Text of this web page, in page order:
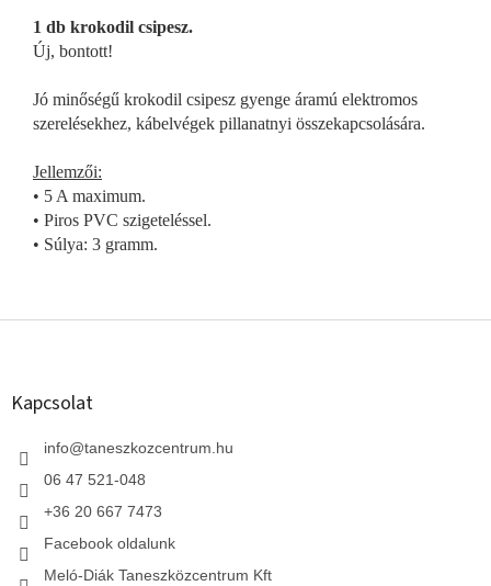
1 db krokodil csipesz.
Új, bontott!
Jó minőségű krokodil csipesz gyenge áramú elektromos
szerelésekhez, kábelvégek pillanatnyi összekapcsolására.
Jellemzői:
• 5 A maximum.
• Piros PVC szigeteléssel.
• Súlya: 3 gramm.
L
Kapcsolat
info@taneszkozcentrum.hu
06 47 521-048
+36 20 667 7473
Facebook oldalunk
Meló-Diák Taneszközcentrum Kft